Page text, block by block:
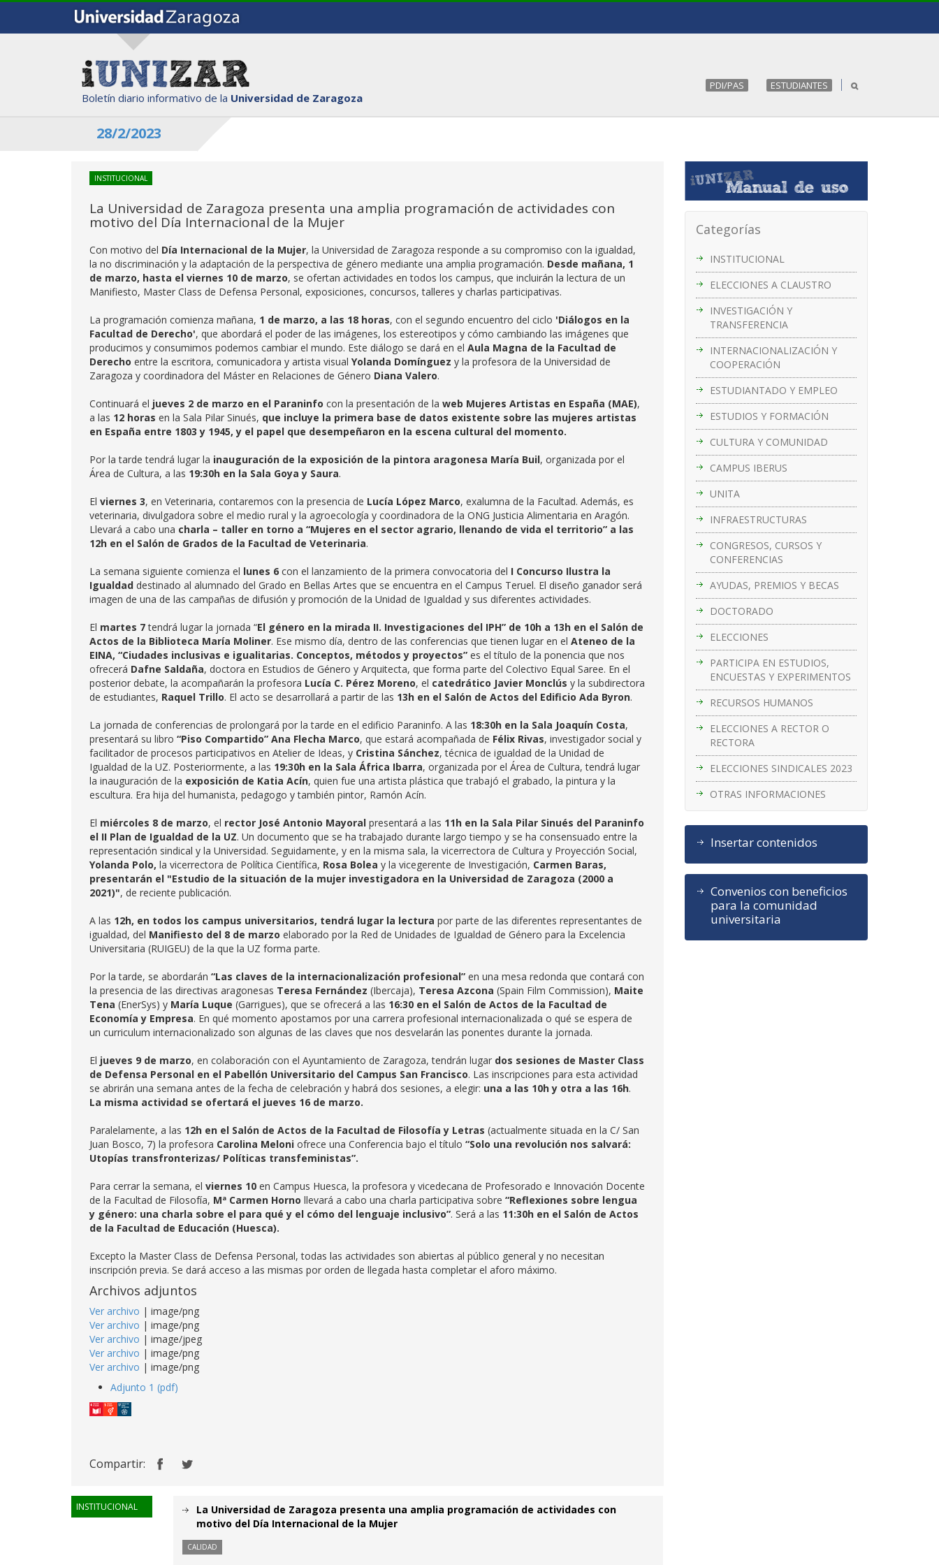
Boletín diario informativo de la Universidad de Zaragoza
PDI/PAS ESTUDIANTES
28/2/2023
Categorías
INSTITUCIONAL
ELECCIONES A CLAUSTRO
INVESTIGACIÓN Y
TRANSFERENCIA
INTERNACIONALIZACIÓN Y
COOPERACIÓN
ESTUDIANTADO Y EMPLEO
ESTUDIOS Y FORMACIÓN
CULTURA Y COMUNIDAD
CAMPUS IBERUS
UNITA
INFRAESTRUCTURAS
CONGRESOS, CURSOS Y
CONFERENCIAS
AYUDAS, PREMIOS Y BECAS
DOCTORADO
ELECCIONES
PARTICIPA EN ESTUDIOS,
ENCUESTAS Y EXPERIMENTOS
RECURSOS HUMANOS
ELECCIONES A RECTOR O
RECTORA
ELECCIONES SINDICALES 2023
OTRAS INFORMACIONES
Insertar contenidos
Convenios con beneficios
para la comunidad
universitaria
INSTITUCIONAL
La Universidad de Zaragoza presenta una amplia programación de actividades con
motivo del Día Internacional de la Mujer
Con motivo del Día Internacional de la Mujer, la Universidad de Zaragoza responde a su compromiso con la igualdad,
la no discriminación y la adaptación de la perspectiva de género mediante una amplia programación. Desde mañana, 1
de marzo, hasta el viernes 10 de marzo, se ofertan actividades en todos los campus, que incluirán la lectura de un
Manifiesto, Master Class de Defensa Personal, exposiciones, concursos, talleres y charlas participativas.
La programación comienza mañana, 1 de marzo, a las 18 horas, con el segundo encuentro del ciclo 'Diálogos en la
Facultad de Derecho', que abordará el poder de las imágenes, los estereotipos y cómo cambiando las imágenes que
producimos y consumimos podemos cambiar el mundo. Este diálogo se dará en el Aula Magna de la Facultad de
Derecho entre la escritora, comunicadora y artista visual Yolanda Domínguez y la profesora de la Universidad de
Zaragoza y coordinadora del Máster en Relaciones de Género Diana Valero.
Continuará el jueves 2 de marzo en el Paraninfo con la presentación de la web Mujeres Artistas en España (MAE),
a las 12 horas en la Sala Pilar Sinués, que incluye la primera base de datos existente sobre las mujeres artistas
en España entre 1803 y 1945, y el papel que desempeñaron en la escena cultural del momento.
Por la tarde tendrá lugar la inauguración de la exposición de la pintora aragonesa María Buil, organizada por el
Área de Cultura, a las 19:30h en la Sala Goya y Saura.
El viernes 3, en Veterinaria, contaremos con la presencia de Lucía López Marco, exalumna de la Facultad. Además, es
veterinaria, divulgadora sobre el medio rural y la agroecología y coordinadora de la ONG Justicia Alimentaria en Aragón.
Llevará a cabo una charla – taller en torno a “Mujeres en el sector agrario, llenando de vida el territorio” a las
12h en el Salón de Grados de la Facultad de Veterinaria.
La semana siguiente comienza el lunes 6 con el lanzamiento de la primera convocatoria del I Concurso Ilustra la
Igualdad destinado al alumnado del Grado en Bellas Artes que se encuentra en el Campus Teruel. El diseño ganador será
imagen de una de las campañas de difusión y promoción de la Unidad de Igualdad y sus diferentes actividades.
El martes 7tendrá lugar la jornada “El género en la mirada II. Investigaciones del IPH” de 10h a 13h en el Salón de
Actos de la Biblioteca María Moliner. Ese mismo día, dentro de las conferencias que tienen lugar en el Ateneo de la
EINA, “Ciudades inclusivas e igualitarias. Conceptos, métodos y proyectos” es el título de la ponencia que nos
ofrecerá Dafne Saldaña, doctora en Estudios de Género y Arquitecta, que forma parte del Colectivo Equal Saree. En el
posterior debate, la acompañarán la profesora Lucía C. Pérez Moreno, el catedrático Javier Monclús y la subdirectora
de estudiantes, Raquel Trillo. El acto se desarrollará a partir de las 13h en el Salón de Actos del Edificio Ada Byron.
La jornada de conferencias de prolongará por la tarde en el edificio Paraninfo. A las 18:30h en la Sala Joaquín Costa,
presentará su libro “Piso Compartido” Ana Flecha Marco, que estará acompañada de Félix Rivas, investigador social y
facilitador de procesos participativos en Atelier de Ideas, y Cristina Sánchez, técnica de igualdad de la Unidad de
Igualdad de la UZ. Posteriormente, a las 19:30h en la Sala África Ibarra, organizada por el Área de Cultura, tendrá lugar
la inauguración de la exposición de Katia Acín, quien fue una artista plástica que trabajó el grabado, la pintura y la
escultura. Era hija del humanista, pedagogo y también pintor, Ramón Acín.
El miércoles 8 de marzo, el rector José Antonio Mayoral presentará a las 11h en la Sala Pilar Sinués del Paraninfo
el II Plan de Igualdad de la UZ. Un documento que se ha trabajado durante largo tiempo y se ha consensuado entre la
representación sindical y la Universidad. Seguidamente, y en la misma sala, la vicerrectora de Cultura y Proyección Social,
Yolanda Polo, la vicerrectora de Política Científica, Rosa Bolea y la vicegerente de Investigación, Carmen Baras,
presentarán el "Estudio de la situación de la mujer investigadora en la Universidad de Zaragoza (2000 a
2021)", de reciente publicación.
A las 12h, en todos los campus universitarios, tendrá lugar la lectura por parte de las diferentes representantes de
igualdad, del Manifiesto del 8 de marzo elaborado por la Red de Unidades de Igualdad de Género para la Excelencia
Universitaria (RUIGEU) de la que la UZ forma parte.
Por la tarde, se abordarán “Las claves de la internacionalización profesional” en una mesa redonda que contará con
la presencia de las directivas aragonesas Teresa Fernández (Ibercaja), Teresa Azcona (Spain Film Commission), Maite
Tena (EnerSys) y María Luque (Garrigues), que se ofrecerá a las 16:30 en el Salón de Actos de la Facultad de
Economía y Empresa. En qué momento apostamos por una carrera profesional internacionalizada o qué se espera de
un curriculum internacionalizado son algunas de las claves que nos desvelarán las ponentes durante la jornada.
El jueves 9 de marzo, en colaboración con el Ayuntamiento de Zaragoza, tendrán lugar dos sesiones de Master Class
de Defensa Personal en el Pabellón Universitario del Campus San Francisco. Las inscripciones para esta actividad
se abrirán una semana antes de la fecha de celebración y habrá dos sesiones, a elegir: una a las 10h y otra a las 16h.
La misma actividad se ofertará el jueves 16 de marzo.
Paralelamente, a las 12h en el Salón de Actos de la Facultad de Filosofía y Letras (actualmente situada en la C/ San
Juan Bosco, 7) la profesora Carolina Meloni ofrece una Conferencia bajo el título “Solo una revolución nos salvará:
Utopías transfronterizas/ Políticas transfeministas”.
Para cerrar la semana, el viernes 10 en Campus Huesca, la profesora y vicedecana de Profesorado e Innovación Docente
de la Facultad de Filosofía, Mª Carmen Horno llevará a cabo una charla participativa sobre “Reflexiones sobre lengua
y género: una charla sobre el para qué y el cómo del lenguaje inclusivo”. Será a las 11:30h en el Salón de Actos
de la Facultad de Educación (Huesca).
Excepto la Master Class de Defensa Personal, todas las actividades son abiertas al público general y no necesitan
inscripción previa. Se dará acceso a las mismas por orden de llegada hasta completar el aforo máximo.
Archivos adjuntos
Ver archivo | image/png
Ver archivo | image/png
Ver archivo | image/jpeg
Ver archivo | image/png
Ver archivo | image/png
Adjunto 1 (pdf)
Compartir:
INSTITUCIONAL
La Universidad de Zaragoza presenta una amplia programación de actividades con
motivo del Día Internacional de la Mujer
CALIDAD